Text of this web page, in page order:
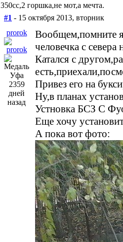
350сс,2 горшка,не мот,а мечта.
#1 - 15 октября 2013, вторник
prorok
Уфа
2359
дней
назад
Вообщем,помните я
человечка с севера
Катался с
Привез его на
Ну,в планах
Устновка БСЗ С
Еще хочу
А пока вот фото: